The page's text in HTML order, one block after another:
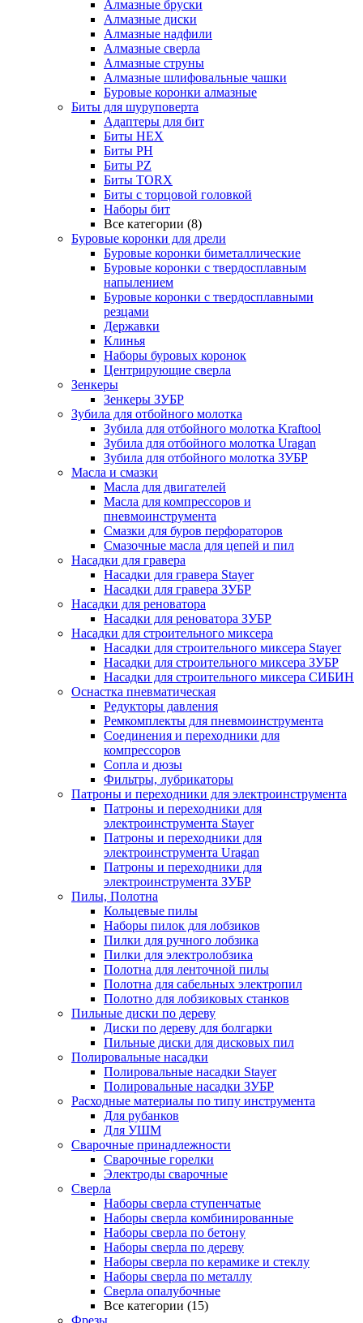
Алмазные бруски
Алмазные диски
Алмазные надфили
Алмазные сверла
Алмазные струны
Алмазные шлифовальные чашки
Буровые коронки алмазные
Биты для шуруповерта
Адаптеры для бит
Биты HEX
Биты PH
Биты PZ
Биты TORX
Биты с торцовой головкой
Наборы бит
Все категории (8)
Буровые коронки для дрели
Буровые коронки биметаллические
Буровые коронки с твердосплавным
напылением
Буровые коронки с твердосплавными
резцами
Державки
Клинья
Наборы буровых коронок
Центрирующие сверла
Зенкеры
Зенкеры ЗУБР
Зубила для отбойного молотка
Зубила для отбойного молотка Kraftool
Зубила для отбойного молотка Uragan
Зубила для отбойного молотка ЗУБР
Масла и смазки
Масла для двигателей
Масла для компрессоров и
пневмоинструмента
Смазки для буров перфораторов
Смазочные масла для цепей и пил
Насадки для гравера
Насадки для гравера Stayer
Насадки для гравера ЗУБР
Насадки для реноватора
Насадки для реноватора ЗУБР
Насадки для строительного миксера
Насадки для строительного миксера Stayer
Насадки для строительного миксера ЗУБР
Насадки для строительного миксера СИБИН
Оснастка пневматическая
Редукторы давления
Ремкомплекты для пневмоинструмента
Соединения и переходники для
компрессоров
Сопла и дюзы
Фильтры, лубрикаторы
Патроны и переходники для электроинструмента
Патроны и переходники для
электроинструмента Stayer
Патроны и переходники для
электроинструмента Uragan
Патроны и переходники для
электроинструмента ЗУБР
Пилы, Полотна
Кольцевые пилы
Наборы пилок для лобзиков
Пилки для ручного лобзика
Пилки для электролобзика
Полотна для ленточной пилы
Полотна для сабельных электропил
Полотно для лобзиковых станков
Пильные диски по дереву
Диски по дереву для болгарки
Пильные диски для дисковых пил
Полировальные насадки
Полировальные насадки Stayer
Полировальные насадки ЗУБР
Расходные материалы по типу инструмента
Для рубанков
Для УШМ
Сварочные принадлежности
Сварочные горелки
Электроды сварочные
Сверла
Наборы cверла ступенчатые
Наборы сверла комбинированные
Наборы сверла по бетону
Наборы сверла по дереву
Наборы сверла по керамике и стеклу
Наборы сверла по металлу
Сверла опалубочные
Все категории (15)
Фрезы